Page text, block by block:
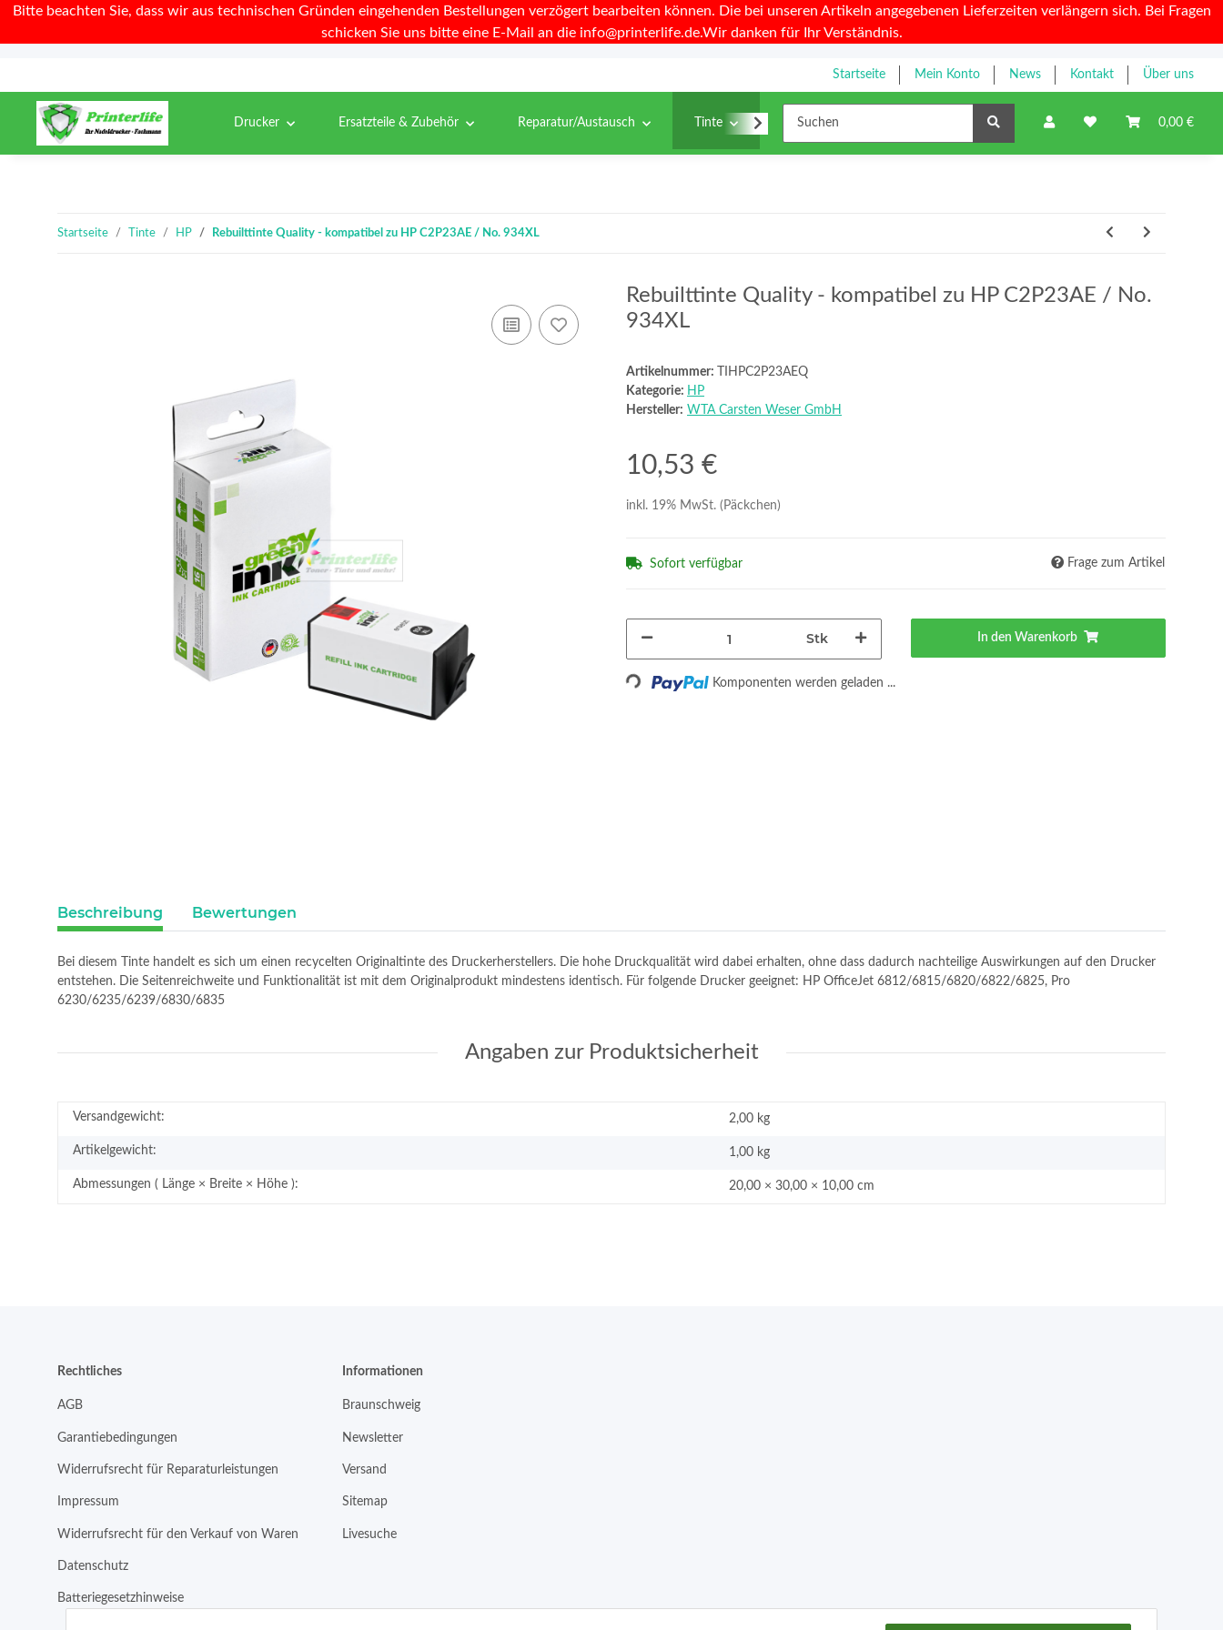
Bitte beachten Sie, dass wir aus technischen Gründen eingehenden Bestellungen verzögert bearbeiten können. Die bei unseren Artikeln angegebenen Lieferzeiten verlängern sich. Bei Fragen
schicken Sie uns bitte eine E-Mail an die info@printerlife.de.Wir danken für Ihr Verständnis.
Startseite Mein Konto News Kontakt Über uns
0,00 €
Drucker Ersatzteile & Zubehör Reparatur/Austausch Tinte Toner
Startseite Tinte HP Rebuilttinte Quality - kompatibel zu HP C2P23AE / No. 934XL
Rebuilttinte Quality - kompatibel zu HP C2P23AE / No.
934XL
Artikelnummer:
TIHPC2P23AEQ
Kategorie: HP
Hersteller: WTA Carsten Weser GmbH
10,53 €
inkl. 19% MwSt. (Päckchen)
Sofort verfügbar Frage zum Artikel
Stk In den Warenkorb
Loading... Komponenten werden geladen ...
Beschreibung Bewertungen
Bei diesem Tinte handelt es sich um einen recycelten Originaltinte des Druckerherstellers. Die hohe Druckqualität wird dabei erhalten, ohne dass dadurch nachteilige Auswirkungen auf den Drucker
entstehen. Die Seitenreichweite und Funktionalität ist mit dem Originalprodukt mindestens identisch. Für folgende Drucker geeignet: HP OfficeJet 6812/6815/6820/6822/6825, Pro
6230/6235/6239/6830/6835
Angaben zur Produktsicherheit
Versandgewicht: 2,00 kg
Artikelgewicht: 1,00 kg
Abmessungen ( Länge × Breite × Höhe ): 20,00 × 30,00 × 10,00 cm
Rechtliches
AGB
Garantiebedingungen
Widerrufsrecht für Reparaturleistungen
Impressum
Widerrufsrecht für den Verkauf von Waren
Datenschutz
Batteriegesetzhinweise
Informationen
Braunschweig
Newsletter
Versand
Sitemap
Livesuche